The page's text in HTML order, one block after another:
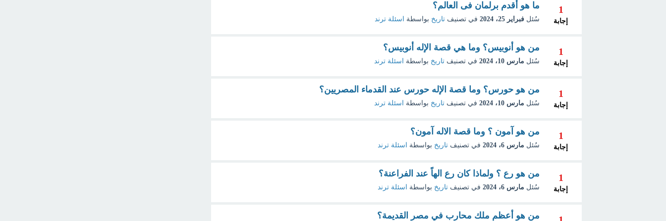
1
إجابة
ما هو أقدم برلمان فى العالم؟
سُئل فبراير 25، 2024 في تصنيف تاريخ بواسطة اسئلة ترند
1
إجابة
من هو أنوبيس؟ وما هي قصة الإله أنوبيس؟
سُئل مارس 10، 2024 في تصنيف تاريخ بواسطة اسئلة ترند
1
إجابة
من هو حورس؟ وما قصة الإله حورس عند القدماء المصريين؟
سُئل مارس 10، 2024 في تصنيف تاريخ بواسطة اسئلة ترند
1
إجابة
من هو آمون ؟ وما قصة الاله آمون؟
سُئل مارس 6، 2024 في تصنيف تاريخ بواسطة اسئلة ترند
1
إجابة
من هو رع ؟ ولماذا كان رع الهاً عند الفراعنة؟
سُئل مارس 6، 2024 في تصنيف تاريخ بواسطة اسئلة ترند
من هو أعظم ملك محارب في مصر القديمة؟